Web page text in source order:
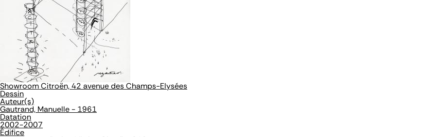
Showroom Citroën, 42 avenue des Champs-Elysées
Dessin
Auteur(s)
Gautrand, Manuelle - 1961
Datation
2002-2007
Édifice